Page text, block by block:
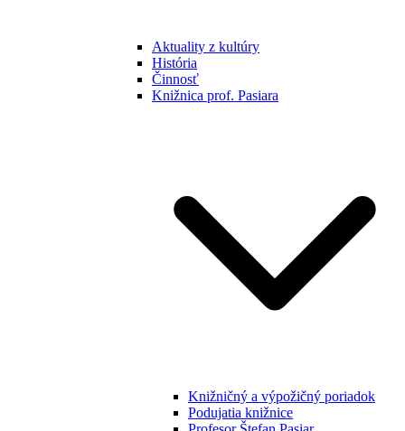
Aktuality z kultúry
História
Činnosť
Knižnica prof. Pasiara
Knižničný a výpožičný poriadok
Podujatia knižnice